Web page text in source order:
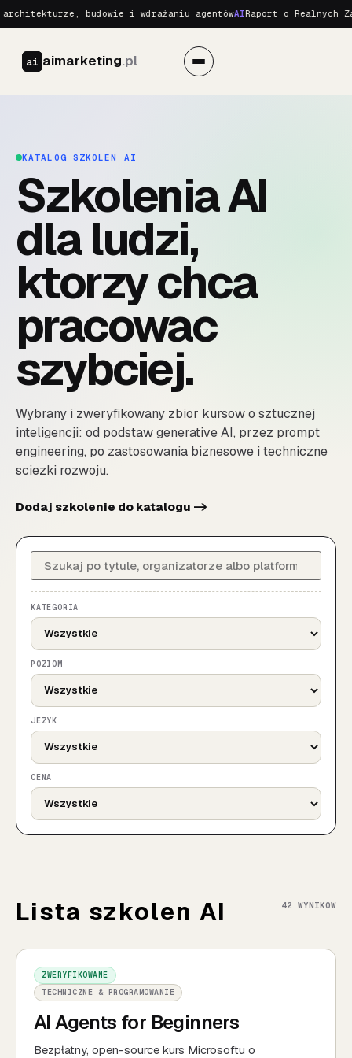
budowie i wdrażaniu agentówAIRaport o Realnych
ai aimarketing.pl
KATALOG SZKOLEN AI
Szkolenia AI
dla ludzi,
ktorzy chca
pracowac
szybciej.
Wybrany i zweryfikowany zbior kursow o sztucznej
inteligencji: od podstaw generative AI, przez prompt
engineering, po zastosowania biznesowe i techniczne
sciezki rozwoju.
Dodaj szkolenie do katalogu ->
KATEGORIA
POZIOM
JEZYK
CENA
Lista szkolen AI 42 WYNIKOW
ZWERYFIKOWANE
TECHNICZNE & PROGRAMOWANIE
AI Agents for Beginners
Bezpłatny, open-source kurs Microsoftu o